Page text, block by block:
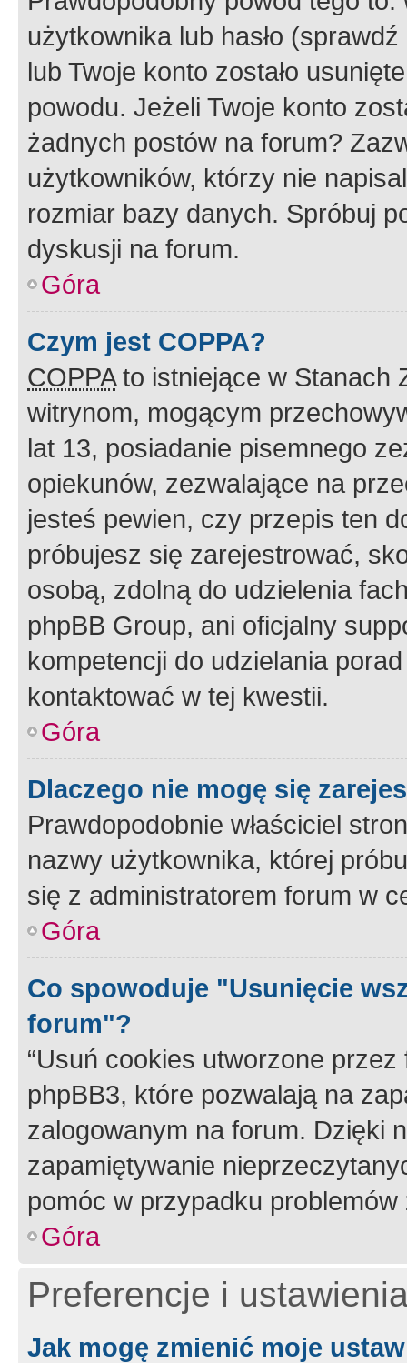
użytkownika lub hasło
lub Twoje konto zostało
powodu. Jeżeli Twoje konto
żadnych postów na forum?
użytkowników, którzy nie
rozmiar bazy danych. Spróbuj
dyskusji na forum.
Góra
Czym jest COPPA?
COPPAto istniejące w Stanach
witrynom, mogącym
lat 13, posiadanie pisemnego
opiekunów, zezwalające na
jesteś pewien, czy przepis ten
próbujesz się zarejestrować,
osobą, zdolną do udzielenia
phpBB Group, ani oficjalny
kompetencji do udzielania
kontaktować w tej kwestii.
Góra
Dlaczego nie mogę się
Prawdopodobnie właściciel
nazwy użytkownika, której
się z administratorem forum w
Góra
Co spowoduje "Usunięcie
forum"?
“Usuń cookies utworzone
phpBB3, które pozwalają na
zalogowanym na forum. Dzięki
zapamiętywanie
pomóc w przypadku
Góra
Preferencje i
Jak mogę zmienić moje